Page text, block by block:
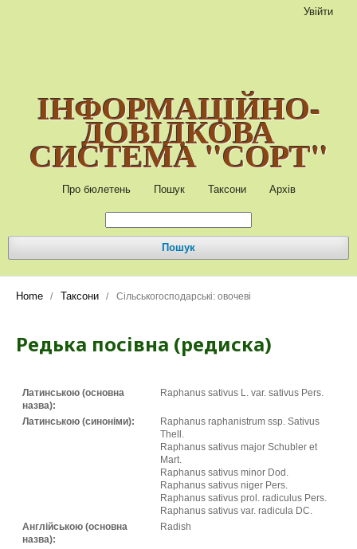
ІНФОРМАЦІЙНО-
ДОВІДКОВА
СИСТЕМА "СОРТ"
Про бюлетень Пошук Таксони Архів
Пошук
Увійти
Home / Таксони / Сільськогосподарські: овочеві
Редька посівна (редиска)
Латинською (основна
назва):
Raphanus sativus L. var. sativus Pers.
Латинською (синоніми):
Raphanus raphanistrum ssp. Sativus
Thell.
Raphanus sativus major Schubler et
Mart.
Raphanus sativus minor Dod.
Raphanus sativus niger Pers.
Raphanus sativus prol. radiculus Pers.
Raphanus sativus var. radicula DC.
Англійською (основна
назва):
Radish